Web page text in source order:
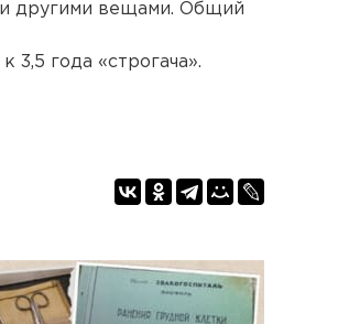
другими вещами. Общий
года «строгача».